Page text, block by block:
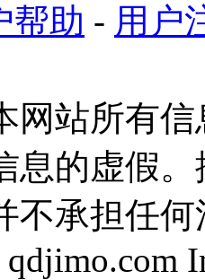
帮助 - 用户
网站所有
息的虚假
不承担任